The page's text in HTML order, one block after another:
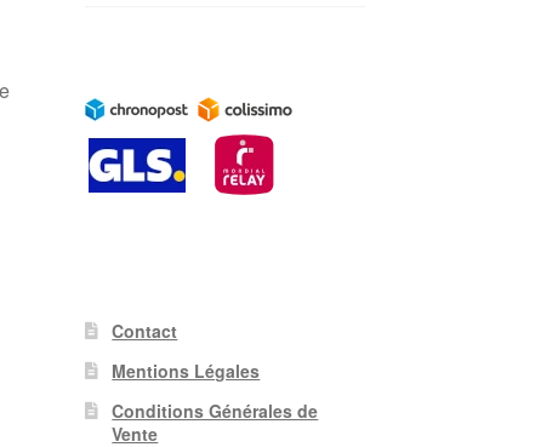
Contact
Mentions Légales
Conditions Générales de
Vente